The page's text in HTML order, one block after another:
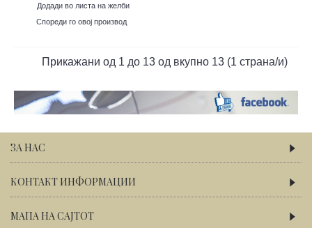
Додади во листа на желби
Спореди го овој производ
Прикажани од 1 до 13 од вкупно 13 (1 страна/и)
ЗА НАС
КОНТАКТ ИНФОРМАЦИИ
МАПА НА САЈТОТ